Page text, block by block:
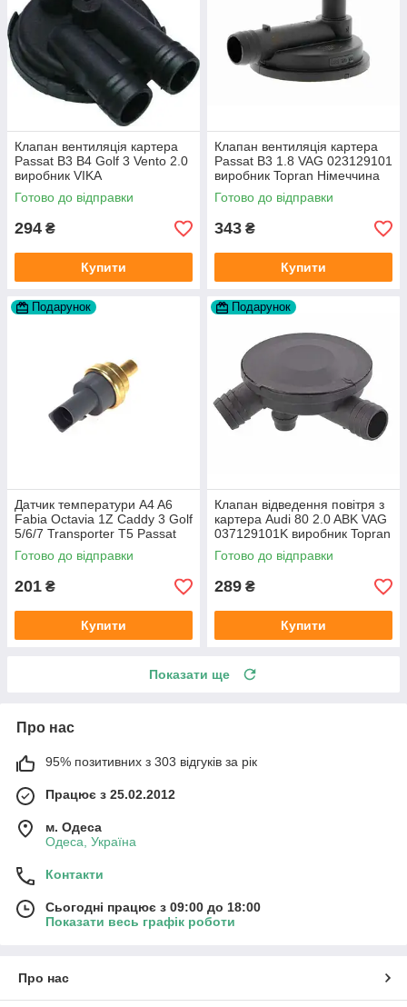
Клапан вентиляція картера
Passat B3 B4 Golf 3 Vento 2.0
виробник VIKA
Готово до відправки
294 ₴
Купити
Клапан вентиляція картера
Passat B3 1.8 VAG 023129101
виробник Topran Німеччина
Готово до відправки
343 ₴
Купити
Подарунок
Датчик температури A4 A6
Fabia Octavia 1Z Caddy 3 Golf
5/6/7 Transporter T5 Passat
B6 (колір сірий)
Готово до відправки
201 ₴
Купити
Подарунок
Клапан відведення повітря з
картера Audi 80 2.0 ABK VAG
037129101K виробник Topran
Німеччина
Готово до відправки
289 ₴
Купити
Показати ще
Про нас
95% позитивних з 303 відгуків за рік
Працює з 25.02.2012
м. Одеса
Одеса, Україна
Контакти
Сьогодні працює з 09:00 до 18:00
Показати весь графік роботи
Про нас